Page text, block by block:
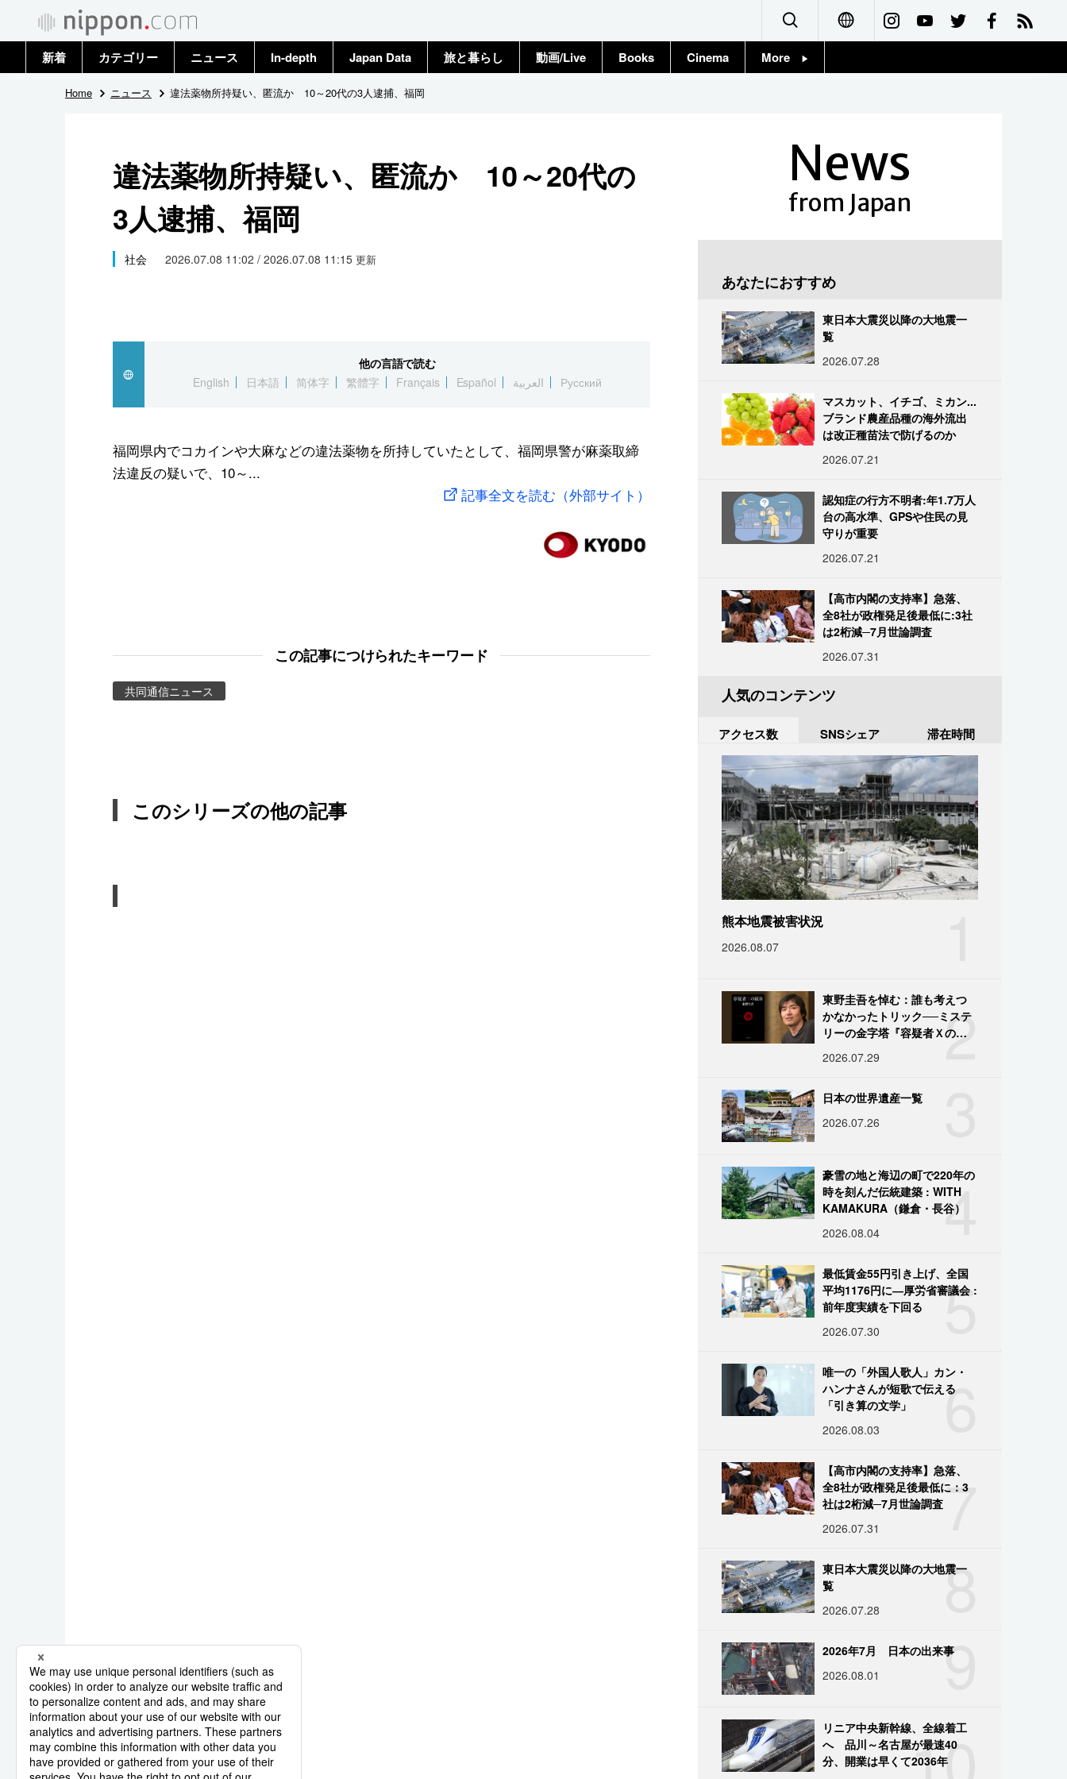
Français
新着 カテゴリー
政治・外交
国際
社会
文化
スポーツ・東京2020
ニュース
トップ
In-depth Japan Data 旅と暮らし 動画/Live Books Cinema More
Home ニュース 違法薬物所持疑い、匿流か 10～20代の3人逮捕、福岡
違法薬物所持疑い、匿流か 10～20代の
3人逮捕、福岡
社会 2026.07.08 11:02 / 2026.07.08 11:15 更新
他の言語で読む
English
日本語 简体字 繁體字 Français Español العربية Русский
福岡県内でコカインや大麻などの違法薬物を所持していたとして、福岡県警が麻薬取締
法違反の疑いで、10～...
記事全文を読む（外部サイト）
この記事につけられたキーワード
共同通信ニュース
このシリーズの他の記事
News
from Japan
あなたにおすすめ
東日本大震災以降の大地震一
覧
2026.07.28
マスカット、イチゴ、ミカン...
ブランド農産品種の海外流出
は改正種苗法で防げるのか
2026.07.21
認知症の行方不明者:年1.7万人
台の高水準、GPSや住民の見
守りが重要
2026.07.21
【高市内閣の支持率】急落、
全8社が政権発足後最低に:3社
は2桁減─7月世論調査
2026.07.31
人気のコンテンツ
アクセス数 SNSシェア 滞在時間
熊本地震被害状況
2026.08.07
2
東野圭吾を悼む：誰も考えつ
かなかったトリック──ミステ
リーの金字塔『容疑者Ｘの献
2026.07.29
日本の世界遺産一覧
2026.07.26
4
豪雪の地と海辺の町で220年の
時を刻んだ伝統建築 : WITH
KAMAKURA（鎌倉・長谷）
2026.08.04
5
最低賃金55円引き上げ、全国
平均1176円に―厚労省審議会 :
前年度実績を下回る
2026.07.30
6
唯一の「外国人歌人」カン・
ハンナさんが短歌で伝える
「引き算の文学」
2026.08.03
7
【高市内閣の支持率】急落、
全8社が政権発足後最低に：3
社は2桁減─7月世論調査
2026.07.31
8
東日本大震災以降の大地震一
覧
2026.07.28
9
2026年7月 日本の出来事
2026.08.01
10
リニア中央新幹線、全線着工
へ 品川～名古屋が最速40
分、開業は早くて2036年